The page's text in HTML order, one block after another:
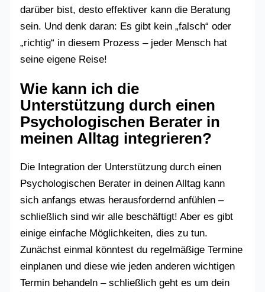
darüber bist, desto effektiver kann die Beratung
sein. Und denk daran: Es gibt kein „falsch“ oder
„richtig“ in diesem Prozess – jeder Mensch hat
seine eigene Reise!
Wie kann ich die
Unterstützung durch einen
Psychologischen Berater in
meinen Alltag integrieren?
Die Integration der Unterstützung durch einen
Psychologischen Berater in deinen Alltag kann
sich anfangs etwas herausfordernd anfühlen –
schließlich sind wir alle beschäftigt! Aber es gibt
einige einfache Möglichkeiten, dies zu tun.
Zunächst einmal könntest du regelmäßige Termine
einplanen und diese wie jeden anderen wichtigen
Termin behandeln – schließlich geht es um dein